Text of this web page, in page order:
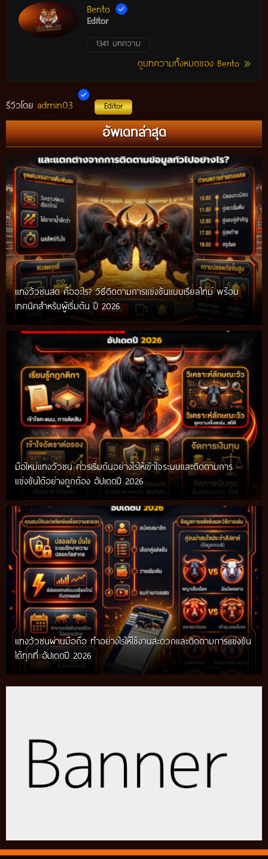
Bento
Editor
1341 บทความ
ดูบทความทั้งหมดของ Bento
รีวิวโดย admin03 Editor
อัพเดทล่าสุด
แทงวัวชนสด คืออะไร? วิธีติดตามการแข่งขันแบบเรียลไทม์ พร้อม
เทคนิคสำหรับผู้เริ่มต้น ปี 2026
มือใหม่แทงวัวชน ควรเริ่มต้นอย่างไรให้เข้าใจระบบและติดตามการ
แข่งขันได้อย่างถูกต้อง อัปเดตปี 2026
แทงวัวชนผ่านมือถือ ทำอย่างไรให้ใช้งานสะดวกและติดตามการแข่งขัน
ได้ทุกที่ อัปเดตปี 2026